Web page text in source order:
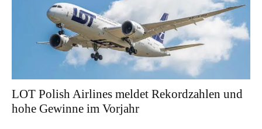
LOT Polish Airlines meldet Rekordzahlen und
hohe Gewinne im Vorjahr